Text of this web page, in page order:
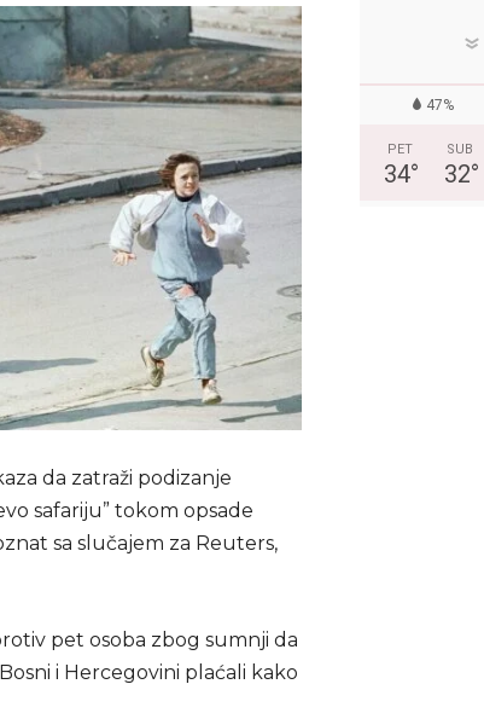
da zatraži podizanje
safariju” tokom opsade
sa slučajem za Reuters,
pet osoba zbog sumnji da
i Hercegovini plaćali kako
47%
PET
34°
SUB
32°